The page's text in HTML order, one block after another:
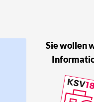
Sie wollen